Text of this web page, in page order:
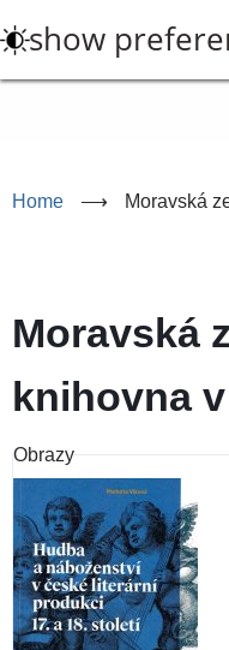
to
main
show
Home ⟶ Moravská
Moravská
knihovna
Obrazy